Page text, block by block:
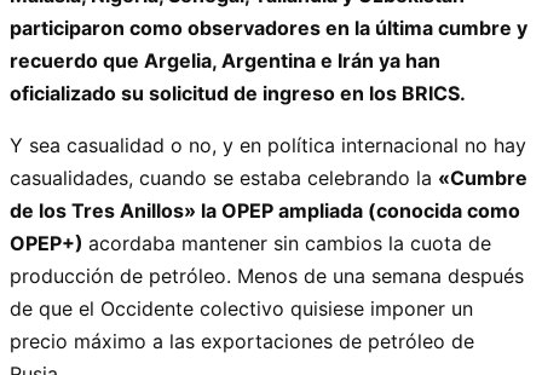
participaron como observadores en la última cumbre y
recuerdo que Argelia, Argentina e Irán ya han
oficializado su solicitud de ingreso en los BRICS.
Y sea casualidad o no, y en política internacional no hay
casualidades, cuando se estaba celebrando la «Cumbre
de los Tres Anillos» la OPEP ampliada (conocida como
OPEP+) acordaba mantener sin cambios la cuota de
producción de petróleo. Menos de una semana después
de que el Occidente colectivo quisiese imponer un
precio máximo a las exportaciones de petróleo de